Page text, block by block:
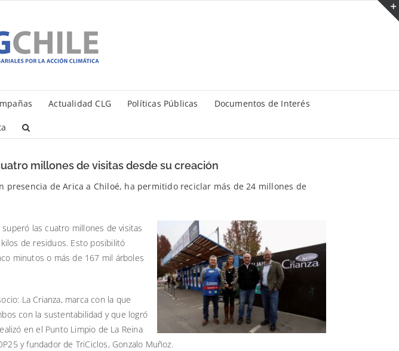
Actualidad CLG Políticas Públicas Documentos de Interés
millones de visitas desde su creación
de Arica a Chiloé, ha permitido reciclar más de 24 millones de
las cuatro millones de visitas
de residuos. Esto posibilitó
minutos o más de 167 mil árboles
La Crianza, marca con la que
con la sustentabilidad y que logró
en el Punto Limpio de La Reina
y fundador de TriCiclos, Gonzalo Muñoz.